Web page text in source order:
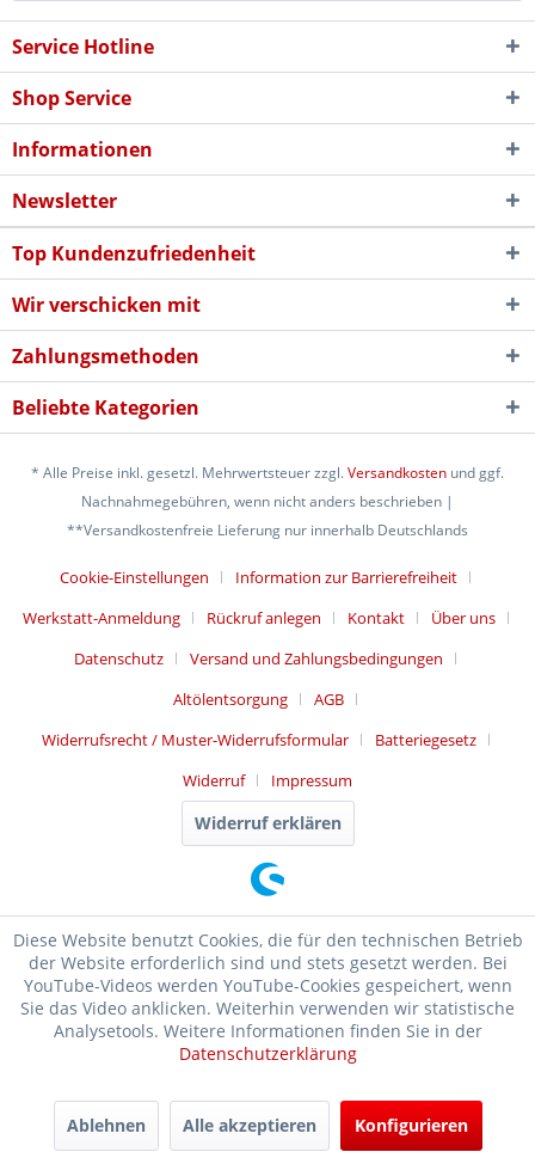
Service Hotline
Shop Service
Informationen
Newsletter
Top Kundenzufriedenheit
Wir verschicken mit
Zahlungsmethoden
Beliebte Kategorien
* Alle Preise inkl. gesetzl. Mehrwertsteuer zzgl.Versandkosten und ggf.
Nachnahmegebühren, wenn nicht anders beschrieben |
**Versandkostenfreie Lieferung nur innerhalb Deutschlands
Cookie-Einstellungen
Information zur Barrierefreiheit
Werkstatt-Anmeldung
Rückruf anlegen Kontakt
Über uns
Datenschutz
Versand und Zahlungsbedingungen
Altölentsorgung
AGB
Widerrufsrecht / Muster-Widerrufsformular
Batteriegesetz
Widerruf
Impressum
Widerruf erklären
Diese Website benutzt Cookies, die für den technischen Betrieb
der Website erforderlich sind und stets gesetzt werden. Bei
YouTube-Videos werden YouTube-Cookies gespeichert, wenn
Sie das Video anklicken. Weiterhin verwenden wir statistische
Analysetools. Weitere Informationen finden Sie in der
Datenschutzerklärung
Ablehnen Alle akzeptieren Konfigurieren
SEHR GUT (4.99 / 5)
aus17476
Bewertungen bei: ebay.de, shopvote.de ⓘ
Informationen zur Echtheit der Bewertungen